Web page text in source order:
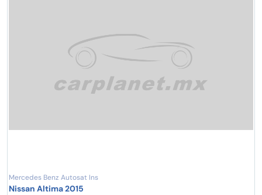
Mercedes Benz Autosat Ins
Nissan Altima 2015